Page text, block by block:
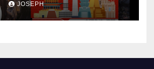
JOSEPH